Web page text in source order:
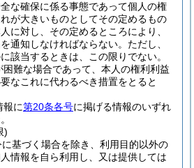
な確保に係る事態であって個人の権
が大きいものとしてその定めるもの
に対し、その定めるところにより、
通知しなければならない。 ただし、
該当するときは、この限りでない。
困難な場合であって、本人の権利利益
なこれに代わるべき措置をとると
報に第20条各号に掲げる情報のいずれ
)
基づく場合を除き、利用目的以外の
情報を自ら利用し、又は提供しては